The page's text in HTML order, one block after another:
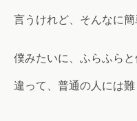
言うけれど、そんなに簡
僕みたいに、ふらふら
違って、普通の人には難